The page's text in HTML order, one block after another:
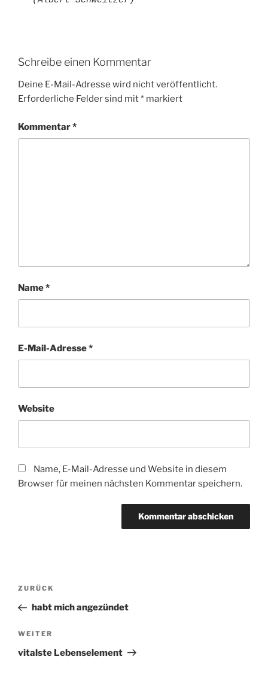
Schreibe einen Kommentar
Deine E-Mail-Adresse wird nicht veröffentlicht.
Erforderliche Felder sind mit* markiert
Kommentar*
Name*
E-Mail-Adresse*
Website
Name, E-Mail-Adresse und Website in diesem
Browser für meinen nächsten Kommentar speichern.
Beitragsnavigation
Vorheriger
Beitrag
ZURÜCK
habt mich angezündet
Nächster
Beitrag
WEITER
vitalste Lebenselement